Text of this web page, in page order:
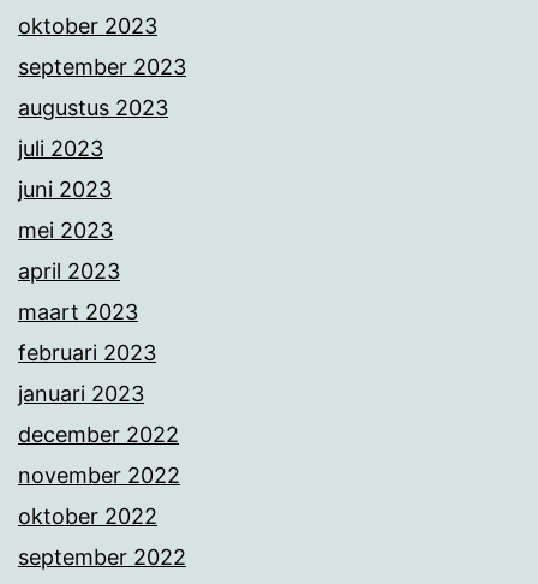
oktober 2023
september 2023
augustus 2023
juli 2023
juni 2023
mei 2023
april 2023
maart 2023
februari 2023
januari 2023
december 2022
november 2022
oktober 2022
september 2022